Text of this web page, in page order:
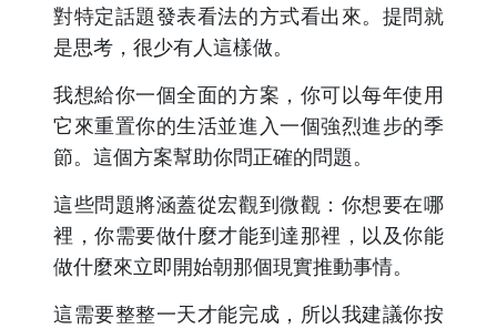
對特定話題發表看法的方式看出來。提問就
是思考，很少有人這樣做。
我想給你一個全面的方案，你可以每年使用
它來重置你的生活並進入一個強烈進步的季
節。這個方案幫助你問正確的問題。
這些問題將涵蓋從宏觀到微觀：你想要在哪
裡，你需要做什麼才能到達那裡，以及你能
做什麼來立即開始朝那個現實推動事情。
這需要整整一天才能完成，所以我建議你按